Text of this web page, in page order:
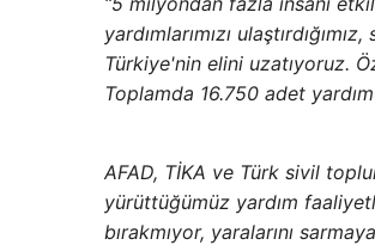
yardımlarımızı
Türkiye'nin elini uzatıyoruz.
Toplamda 16.750 adet
AFAD, TİKA ve Türk sivil
yürüttüğümüz yardım
bırakmıyor, yaralarını